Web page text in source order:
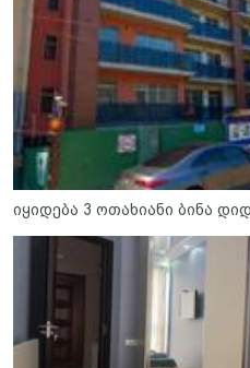
იყიდება 3 ოთახიანი ბინა